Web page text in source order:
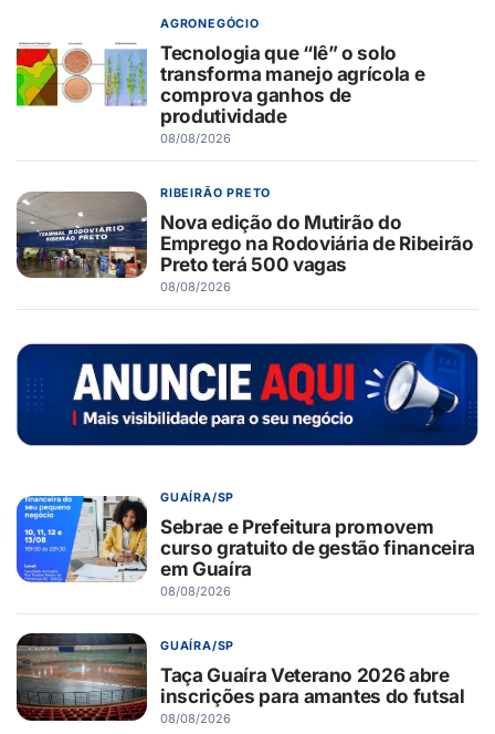
AGRONEGÓCIO
Tecnologia que “lê” o solo
transforma manejo agrícola e
comprova ganhos de
produtividade
08/08/2026
RIBEIRÃO PRETO
Nova edição do Mutirão do
Emprego na Rodoviária de Ribeirão
Preto terá 500 vagas
08/08/2026
GUAÍRA/SP
Sebrae e Prefeitura promovem
curso gratuito de gestão financeira
em Guaíra
08/08/2026
GUAÍRA/SP
Taça Guaíra Veterano 2026 abre
inscrições para amantes do futsal
08/08/2026